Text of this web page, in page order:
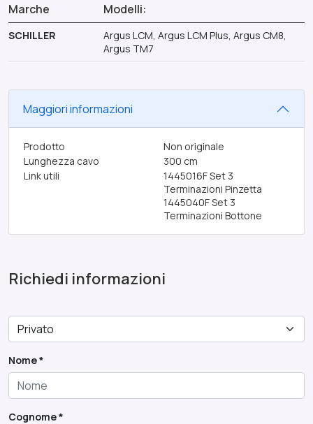
Marche
Modelli:
SCHILLER
Argus LCM, Argus LCM Plus, Argus CM8,
Argus TM7
Maggiori informazioni
Prodotto
Non originale
Lunghezza cavo
300 cm
Link utili
1445016FSet 3
Terminazioni Pinzetta
1445040FSet 3
Terminazioni Bottone
Richiedi informazioni
Nome *
Cognome *